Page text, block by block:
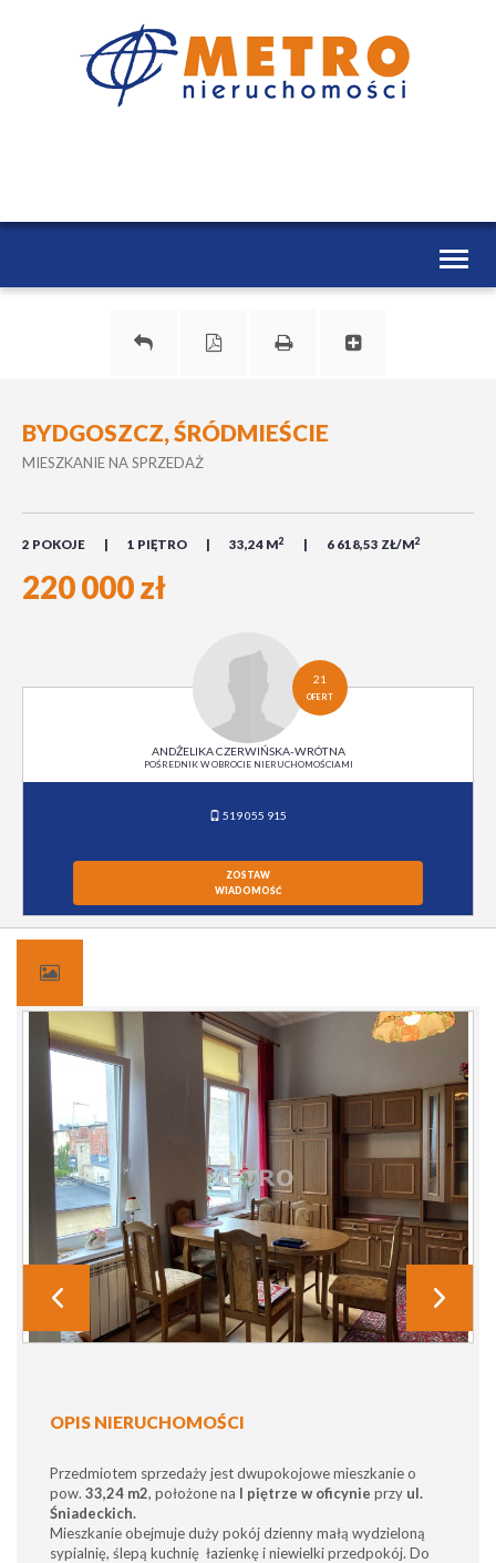
Toggle
BYDGOSZCZ, ŚRÓDMIEŚCIE
MIESZKANIE NA SPRZEDAŻ
2 POKOJE 1 PIĘTRO 33,24 M2 6 618,53 ZŁ/M2
220 000 zł
21
OFERT
ANDŻELIKA CZERWIŃSKA-WRÓTNA
POŚREDNIK W OBROCIE NIERUCHOMOŚCIAMI
519 055 915
ZOSTAW
WIADOMOŚĆ
OPIS NIERUCHOMOŚCI
Przedmiotem sprzedaży jest dwupokojowe mieszkanie o
pow. 33,24 m2, położone na I piętrze w oficynie przy ul.
Śniadeckich.
Mieszkanie obejmuje duży pokój dzienny małą wydzieloną
sypialnię, ślepą kuchnię łazienkę i niewielki przedpokój. Do